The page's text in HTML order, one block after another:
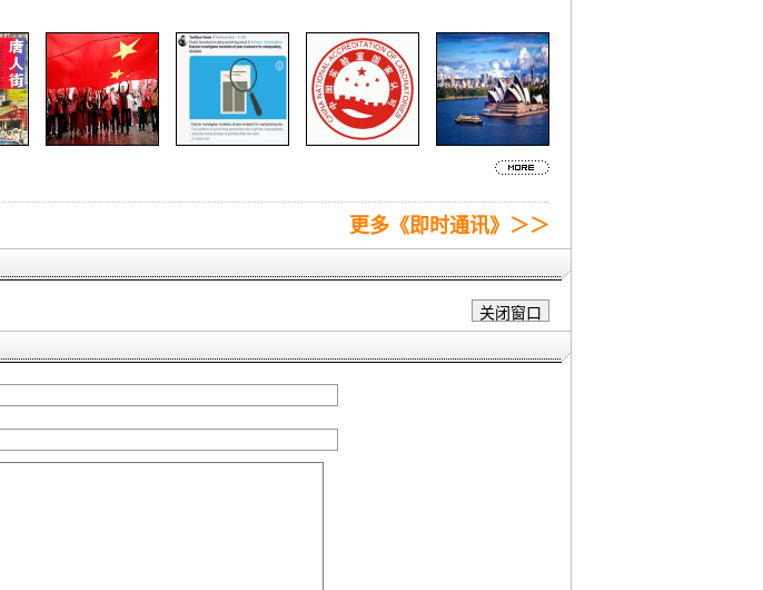
更多《即时通讯》＞＞